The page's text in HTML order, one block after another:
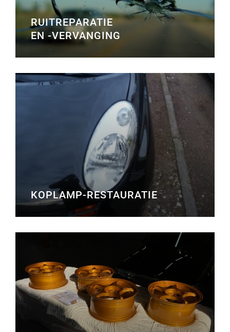
RUITREPARATIE
EN -VERVANGING
KOPLAMP-RESTAURATIE